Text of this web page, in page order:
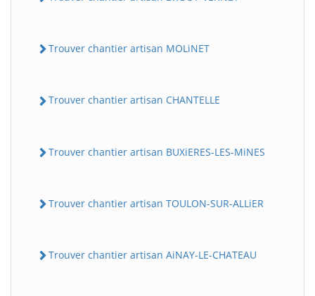
Trouver chantier artisan MOLiNET
Trouver chantier artisan CHANTELLE
Trouver chantier artisan BUXiERES-LES-MiNES
Trouver chantier artisan TOULON-SUR-ALLiER
Trouver chantier artisan AiNAY-LE-CHATEAU